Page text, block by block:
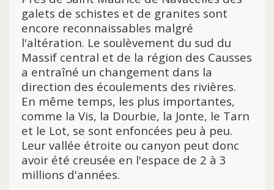
galets de schistes et de granites sont
encore reconnaissables malgré
l'altération. Le soulèvement du sud du
Massif central et de la région des Causses
a entraîné un changement dans la
direction des écoulements des rivières.
En même temps, les plus importantes,
comme la Vis, la Dourbie, la Jonte, le Tarn
et le Lot, se sont enfoncées peu à peu.
Leur vallée étroite ou canyon peut donc
avoir été creusée en l'espace de 2 à 3
millions d'années.